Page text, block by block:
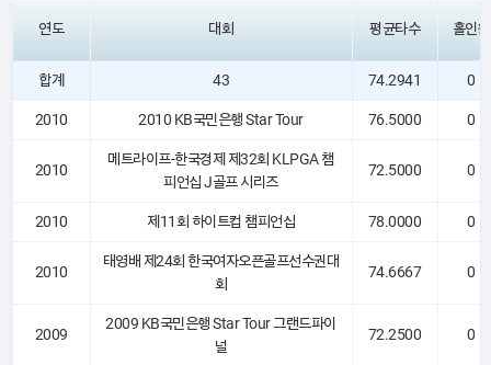
연도 대회 평균타수 홀인원
합계 43 74.2941 0
2010 2010 KB국민은행 Star Tour 76.5000 0
2010
메트라이프-한국경제 제32회 KLPGA 챔
피언십 J골프 시리즈
72.5000 0
2010 제11회 하이트컵 챔피언십 78.0000 0
2010
태영배 제24회 한국여자오픈골프선수권대
회
74.6667 0
2009
2009 KB국민은행 Star Tour 그랜드파이
널
72.2500 0